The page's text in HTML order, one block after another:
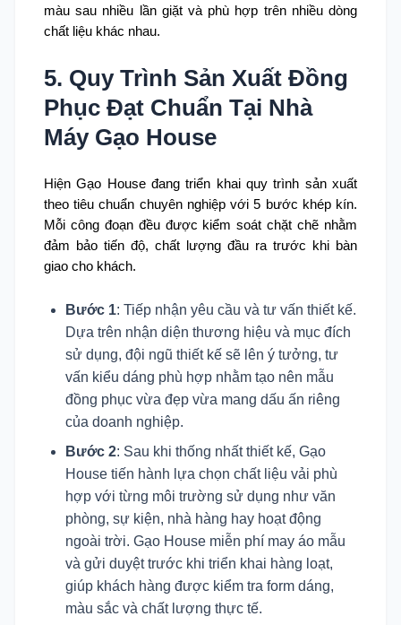
màu sau nhiều lần giặt và phù hợp trên nhiều dòng
chất liệu khác nhau.
5. Quy Trình Sản Xuất Đồng
Phục Đạt Chuẩn Tại Nhà
Máy Gạo House
Hiện Gạo House đang triển khai quy trình sản xuất
theo tiêu chuẩn chuyên nghiệp với 5 bước khép kín.
Mỗi công đoạn đều được kiểm soát chặt chẽ nhằm
đảm bảo tiến độ, chất lượng đầu ra trước khi bàn
giao cho khách.
Bước 1: Tiếp nhận yêu cầu và tư vấn thiết kế.
Dựa trên nhận diện thương hiệu và mục đích
sử dụng, đội ngũ thiết kế sẽ lên ý tưởng, tư
vấn kiểu dáng phù hợp nhằm tạo nên mẫu
đồng phục vừa đẹp vừa mang dấu ấn riêng
của doanh nghiệp.
Bước 2: Sau khi thống nhất thiết kế, Gạo
House tiến hành lựa chọn chất liệu vải phù
hợp với từng môi trường sử dụng như văn
phòng, sự kiện, nhà hàng hay hoạt động
ngoài trời. Gạo House miễn phí may áo mẫu
và gửi duyệt trước khi triển khai hàng loạt,
giúp khách hàng được kiểm tra form dáng,
màu sắc và chất lượng thực tế.